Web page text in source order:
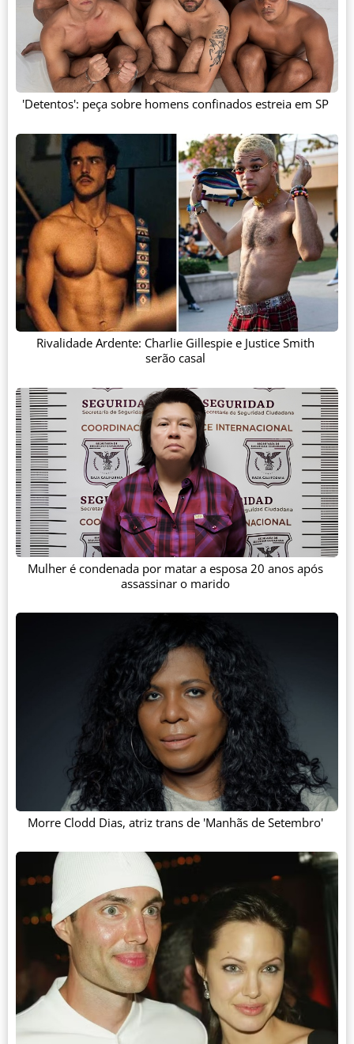
'Detentos': peça sobre homens confinados estreia em SP
Rivalidade Ardente: Charlie Gillespie e Justice Smith
serão casal
Mulher é condenada por matar a esposa 20 anos após
assassinar o marido
Morre Clodd Dias, atriz trans de 'Manhãs de Setembro'